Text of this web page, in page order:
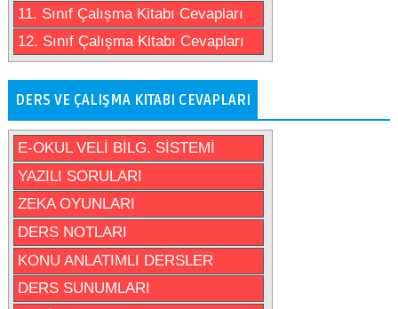
11. Sınıf Çalışma Kitabı Cevapları
12. Sınıf Çalışma Kitabı Cevapları
DERS VE ÇALIŞMA KITABI CEVAPLARI
E-OKUL VELİ BİLG. SİSTEMİ
YAZILI SORULARI
ZEKA OYUNLARI
DERS NOTLARI
KONU ANLATIMLI DERSLER
DERS SUNUMLARI